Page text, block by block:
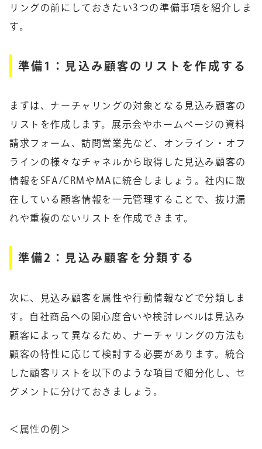
リングの前にしておきたい3つの準備事項を紹介しま
す。
準備1：見込み顧客のリストを作成する
まずは、ナーチャリングの対象となる見込み顧客の
リストを作成します。展示会やホームページの資料
請求フォーム、訪問営業先など、オンライン・オフ
ラインの様々なチャネルから取得した見込み顧客の
情報をSFA/CRMやMAに統合しましょう。社内に散
在している顧客情報を一元管理することで、抜け漏
れや重複のないリストを作成できます。
準備2：見込み顧客を分類する
次に、見込み顧客を属性や行動情報などで分類しま
す。自社商品への関心度合いや検討レベルは見込み
顧客によって異なるため、ナーチャリングの方法も
顧客の特性に応じて検討する必要があります。統合
した顧客リストを以下のような項目で細分化し、セ
グメントに分けておきましょう。
＜属性の例＞